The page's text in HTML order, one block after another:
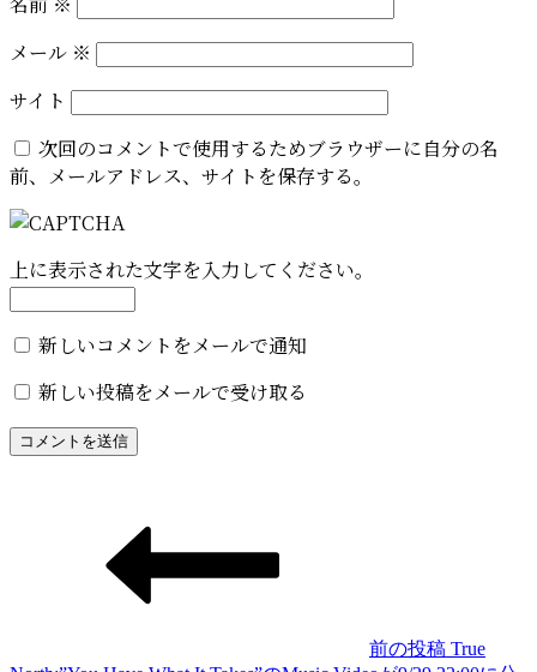
メール ※
サイト
次回のコメントで使用するためブラウザーに自分の名
前、メールアドレス、サイトを保存する。
上に表示された文字を入力してください。
新しいコメントをメールで通知
新しい投稿をメールで受け取る
前の投稿 True